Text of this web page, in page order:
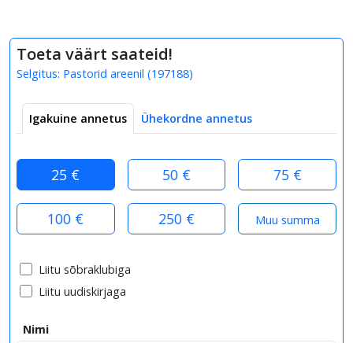
Toeta väärt saateid!
Selgitus: Pastorid areenil (197188)
Igakuine annetus Ühekordne annetus
25 € 50 € 75 €
100 € 250 €
Liitu sõbraklubiga
Liitu uudiskirjaga
Nimi